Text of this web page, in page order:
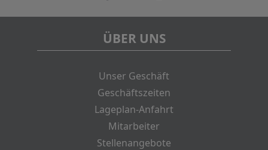
ÜBER UNS
Unser Geschäft
Geschäftszeiten
Lageplan-Anfahrt
Mitarbeiter
Stellenangebote